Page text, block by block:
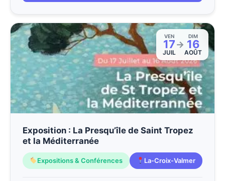
VEN
17
JUIL
→
DIM
16
AOÛT
Exposition : La Presqu’île de Saint Tropez
et la Méditerranée
Expositions & Conférences La-Croix-Valmer